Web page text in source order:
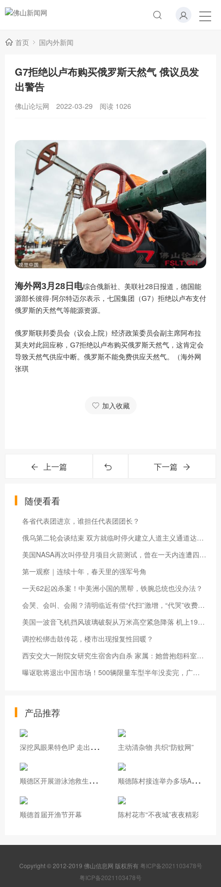
首页 国内外新闻
G7拒绝以卢布购买俄罗斯天然气 俄议员发
出警告
佛山论坛网 2022-03-29 阅读 1026
海外网3月28日电综合俄新社、美联社28日报道，德国能
源部长彼得·阿尔特迈尔表示，七国集团（G7）拒绝以卢布支付
俄罗斯的天然气等能源资源。
俄罗斯联邦委员会（议会上院）经济政策委员会副主席阿布拉
莫夫对此回应称，G7拒绝以卢布购买俄罗斯天然气，这肯定会
导致天然气供应中断。俄罗斯不能免费供应天然气。（海外网
张琪
加入收藏
上一篇 下一篇
随便看看
各省代表团进京，谁担任代表团团长？
俄乌第二轮会谈结束 双方就临时停火建立人道主义通道达成一致
美国NASA再次叫停登月项目火箭测试，曾在一天内连遭四次雷击
第一观察｜连续十年，春天里的强军号角
一天62起凶杀案！中美洲小国的黑帮，铁腕总统也没办法？
会哭、会叫、会闹？清明临近有偿“代扫”激增，“代哭”收费上千
美国一波音飞机挡风玻璃破裂从万米高空紧急降落 机上198名乘客
调控松绑击鼓传花，楼市出现报复性回暖？
西安交大一附院女研究生宿舍内自杀 家属：她曾抱怨科室带教老师很凶
曝讴歌将退出中国市场！500辆限量车型半年没卖完，广本承接售后
产品推荐
深
挖凤眼果特色IP 走出基层治理新路 主动清杂物 共织“防蚊网”
顺
德区开展游泳池救生员实操培训 顺
德陈村接连举办多场AI专题培训
顺德首届开渔节开幕 陈村花市“不夜城”夜夜精彩
Copyright © 2012-2019 佛山信息网 版权所有 粤ICP备2021103478号
粤ICP备2021103478号